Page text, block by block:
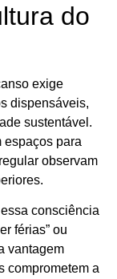
do
exige
dispensáveis,
sustentável.
espaços para
observam
consciência
férias” ou
vantagem
comprometem a